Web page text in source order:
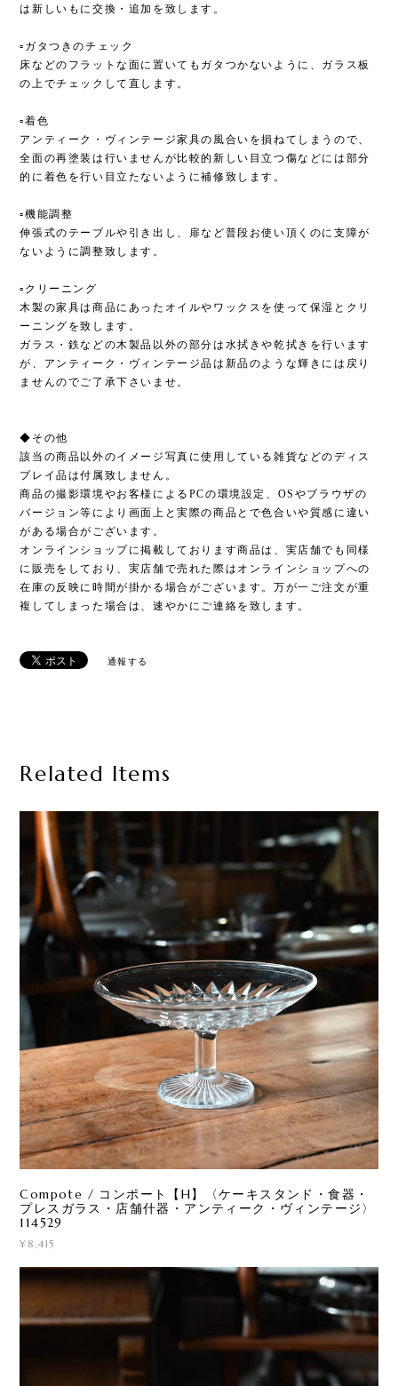
は新しいもに交換・追加を致します。
▫︎ガタつきのチェック
床などのフラットな面に置いてもガタつかないように、ガラス板
の上でチェックして直します。
▫︎着色
アンティーク・ヴィンテージ家具の風合いを損ねてしまうので、
全面の再塗装は行いませんが比較的新しい目立つ傷などには部分
的に着色を行い目立たないように補修致します。
▫︎機能調整
伸張式のテーブルや引き出し、扉など普段お使い頂くのに支障が
ないように調整致します。
▫︎クリーニング
木製の家具は商品にあったオイルやワックスを使って保湿とクリ
ーニングを致します。
ガラス・鉄などの木製品以外の部分は水拭きや乾拭きを行います
が、アンティーク・ヴィンテージ品は新品のような輝きには戻り
ませんのでご了承下さいませ。
◆その他
該当の商品以外のイメージ写真に使用している雑貨などのディス
プレイ品は付属致しません。
商品の撮影環境やお客様によるPCの環境設定、OSやブラウザの
バージョン等により画面上と実際の商品とで色合いや質感に違い
がある場合がございます。
オンラインショップに掲載しております商品は、実店舗でも同様
に販売をしており、実店舗で売れた際はオンラインショップへの
在庫の反映に時間が掛かる場合がございます。万が一ご注文が重
複してしまった場合は、速やかにご連絡を致します。
通報する
Related Items
Compote / コンポート【H】〈ケーキスタンド・食器・
プレスガラス・店舗什器・アンティーク・ヴィンテージ〉
114529
¥8,415